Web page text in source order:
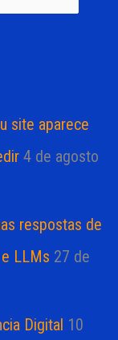
site aparece
4 de agosto
respostas de
e LLMs 27 de
Digital 10